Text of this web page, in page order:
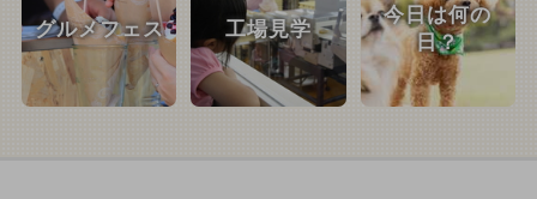
グルメフェス 工場見学
今日は何の
日？